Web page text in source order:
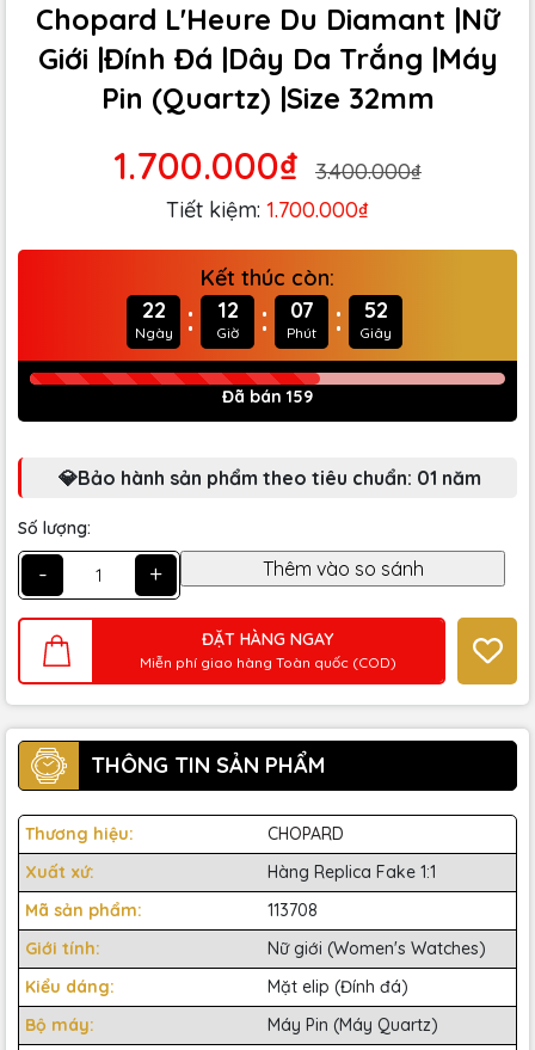
Chopard L'Heure Du Diamant |Nữ
Giới |Đính Đá |Dây Da Trắng |Máy
Pin (Quartz) |Size 32mm
1.700.000₫
3.400.000₫
Tiết kiệm: 1.700.000₫
Kết thúc còn:
22
Ngày : 12
Giờ : 07
Phút : 51
Giây
Đã bán 159
💎Bảo hành sản phẩm theo tiêu chuẩn: 01 năm
Số lượng:
- +
ĐẶT HÀNG NGAY
Miễn phí giao hàng Toàn quốc (COD)
THÔNG TIN SẢN PHẨM
Thương hiệu:
CHOPARD
Xuất xứ:
Hàng Replica Fake 1:1
Mã sản phẩm:
113708
Giới tính:
Nữ giới (Women's Watches)
Kiểu dáng:
Mặt elip (Đính đá)
Bộ máy:
Máy Pin (Máy Quartz)